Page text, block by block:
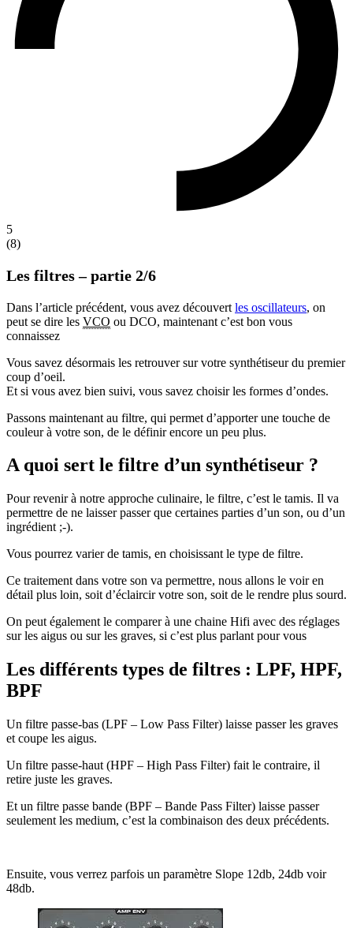
5
(8)
Les filtres – partie 2/6
Dans l’article précédent, vous avez découvert les oscillateurs, on
peut se dire les VCO ou DCO, maintenant c’est bon vous
connaissez
Vous savez désormais les retrouver sur votre synthétiseur du premier
coup d’oeil.
Et si vous avez bien suivi, vous savez choisir les formes d’ondes.
Passons maintenant au filtre, qui permet d’apporter une touche de
couleur à votre son, de le définir encore un peu plus.
A quoi sert le filtre d’un synthétiseur ?
Pour revenir à notre approche culinaire, le filtre, c’est le tamis. Il va
permettre de ne laisser passer que certaines parties d’un son, ou d’un
ingrédient ;-).
Vous pourrez varier de tamis, en choisissant le type de filtre.
Ce traitement dans votre son va permettre, nous allons le voir en
détail plus loin, soit d’éclaircir votre son, soit de le rendre plus sourd.
On peut également le comparer à une chaine Hifi avec des réglages
sur les aigus ou sur les graves, si c’est plus parlant pour vous
Les différents types de filtres : LPF, HPF,
BPF
Un filtre passe-bas (LPF – Low Pass Filter) laisse passer les graves
et coupe les aigus.
Un filtre passe-haut (HPF – High Pass Filter) fait le contraire, il
retire juste les graves.
Et un filtre passe bande (BPF – Bande Pass Filter) laisse passer
seulement les medium, c’est la combinaison des deux précédents.
Ensuite, vous verrez parfois un paramètre Slope 12db, 24db voir
48db.